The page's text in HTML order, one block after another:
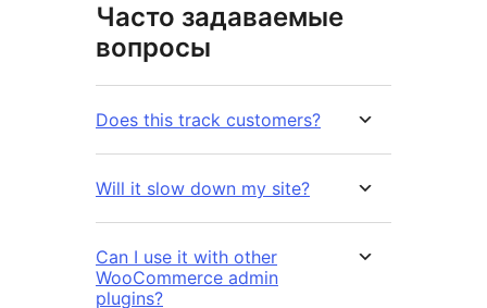
Часто задаваемые
вопросы
Does this track customers?
Will it slow down my site?
Can I use it with other
WooCommerce admin
plugins?